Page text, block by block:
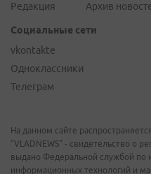
Редакция
Архив
Социальные сети
vkontakte
Одноклассники
Телеграм
На данном сайте
"VLADNEWS" - свидетельство о
выдано Федеральной службой по
информационных технологий и